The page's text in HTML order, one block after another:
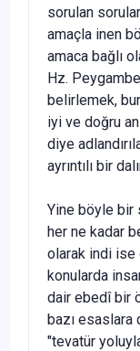
soru­lan
amaçla inen
amaca bağlı
Hz.
be­lirlemek,
iyi ve doğru
diye
ayrın­tılı bir
Yi­ne böyle bir
her ne kadar
olarak indi ise
konularda
dair ebedî bir
bazı esaslara
"tevatür